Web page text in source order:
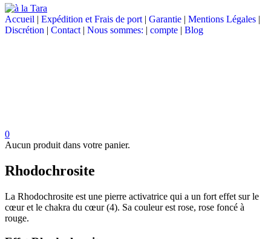
Accueil | Expédition et Frais de port | Garantie | Mentions Légales |
Discrétion | Contact | Nous sommes: | compte | Blog
0
Aucun produit dans votre panier.
Rhodochrosite
La Rhodochrosite est une pierre activatrice qui a un fort effet sur le
cœur et le chakra du cœur (4). Sa couleur est rose, rose foncé à
rouge.